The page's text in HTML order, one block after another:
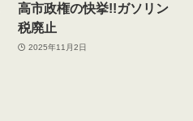
高市政権の快挙!!ガソリン
税廃止
2025年11月2日